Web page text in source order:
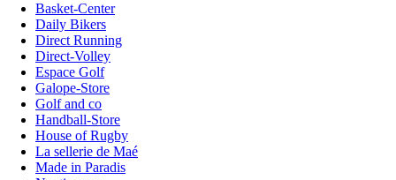
Basket-Center
Daily Bikers
Direct Running
Direct-Volley
Espace Golf
Galope-Store
Golf and co
Handball-Store
House of Rugby
La sellerie de Maé
Made in Paradis